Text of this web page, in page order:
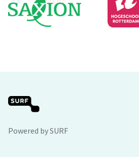
Powered by SURF